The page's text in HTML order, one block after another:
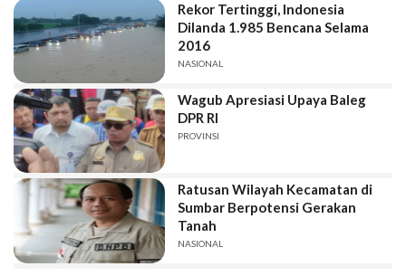
Rekor Tertinggi, Indonesia
Dilanda 1.985 Bencana Selama
2016
NASIONAL
Wagub Apresiasi Upaya Baleg
DPR RI
PROVINSI
Ratusan Wilayah Kecamatan di
Sumbar Berpotensi Gerakan
Tanah
NASIONAL